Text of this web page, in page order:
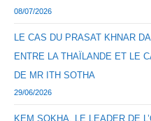
08/07/2026
LE CAS DU PRASAT KHNAR
ENTRE LA THAÏLANDE ET LE
DE MR ITH SOTHA
29/06/2026
KEM SOKHA, LE LEADER DE